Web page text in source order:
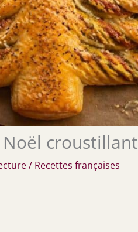
croustillant
/ Recettes françaises